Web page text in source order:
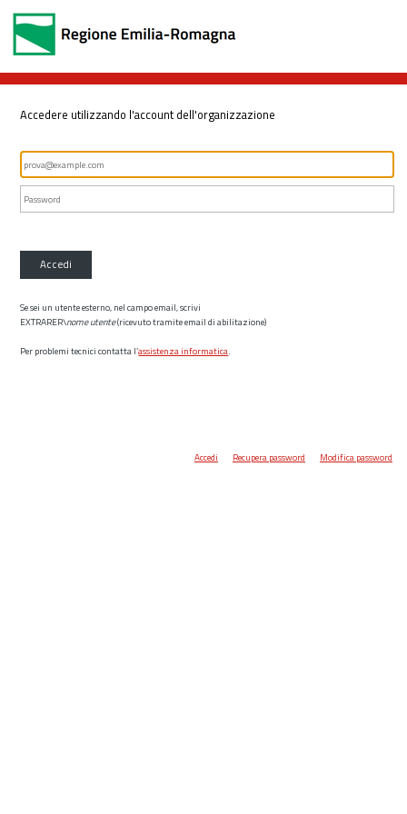
Accedere utilizzando l'account dell'organizzazione
Accedi
Se sei un utente esterno, nel campo email, scrivi
EXTRARER\nome utente(ricevuto tramite email di abilitazione)
Per problemi tecnici contatta l’assistenza informatica.
Accedi Recupera password Modifica password